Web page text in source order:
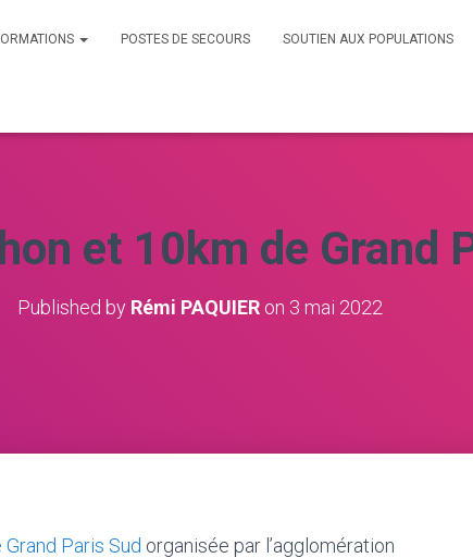
POSTES DE SECOURS SOUTIEN AUX POPULATIONS
et 10km de Grand
Published by Rémi PAQUIER on 3 mai 2022
Paris Sud organisée par l’agglomération